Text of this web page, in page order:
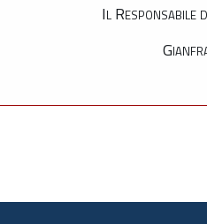
Il Responsabile